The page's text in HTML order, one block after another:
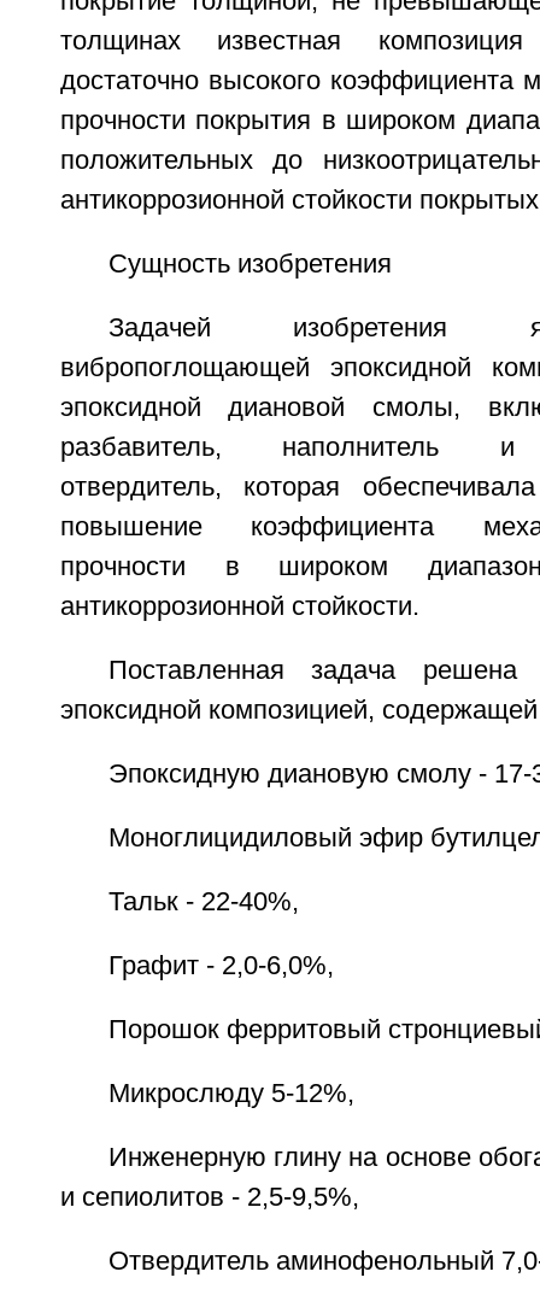
толщинах известная
достаточно высокого коэффициента
прочности покрытия в широком
положительных до
антикоррозионной стойкости
Сущность изобретения
Задачей изобретения
вибропоглощающей эпоксидной
эпоксидной диановой смолы,
разбавитель, наполнитель и
отвердитель, которая
повышение коэффициента
прочности в широком
антикоррозионной стойкости.
Поставленная задача решена
эпоксидной композицией,
Эпоксидную диановую смолу - 17-
Моноглицидиловый эфир
Тальк - 22-40%,
Графит - 2,0-6,0%,
Порошок ферритовый
Микрослюду 5-12%,
Инженерную глину на основе
и сепиолитов - 2,5-9,5%,
Отвердитель аминофенольный